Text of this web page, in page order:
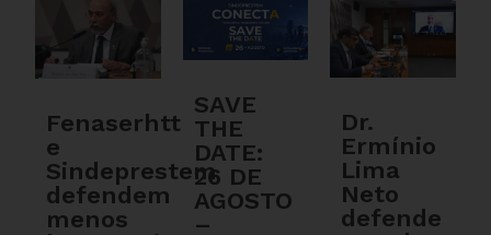
Fenaserhtt
e
Sindeprestem
defendem
menos
SAVE
THE
DATE:
26 DE
AGOSTO
–
Dr.
Ermínio
Lima
Neto
defende